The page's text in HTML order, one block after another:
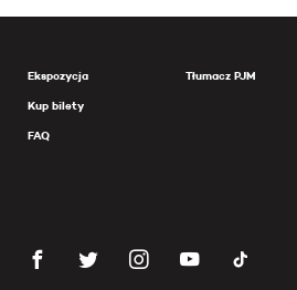
Ekspozycja
Kup bilety
FAQ
Tłumacz PJM